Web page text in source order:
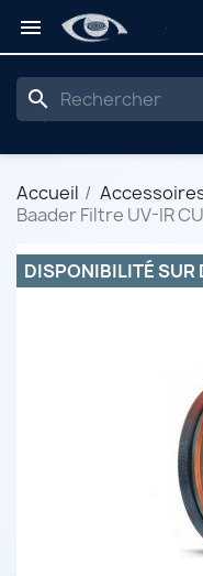

search
Accueil
Baader Filtre UV-IR
DISPONIBILITÉ SUR